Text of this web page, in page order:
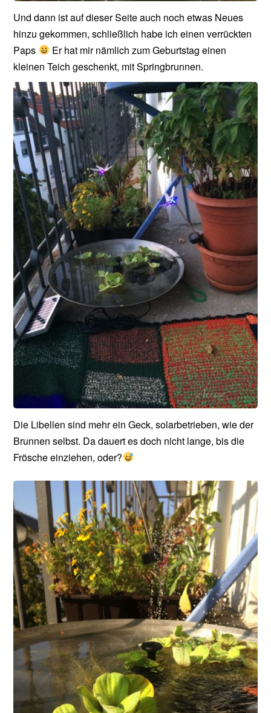
Und dann ist auf dieser Seite auch noch etwas Neues
hinzu gekommen, schließlich habe ich einen verrückten
Paps
Er hat mir nämlich zum Geburtstag einen
kleinen Teich geschenkt, mit Springbrunnen.
Die Libellen sind mehr ein Geck, solarbetrieben, wie der
Brunnen selbst. Da dauert es doch nicht lange, bis die
Frösche einziehen, oder?